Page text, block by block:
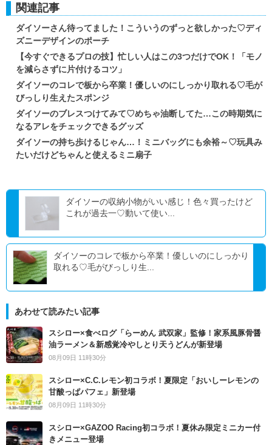
関連記事
ダイソーさん待ってました！こういうのずっと欲しかった♡ディ
ズニーデザインのポーチ
【今すぐできるプロの技】忙しい人はこの3つだけでOK！「モノ
を減らさずに片付けるコツ」
ダイソーのコレで板から卒業！優しいのにしっかり取れる♡毛が
びっしり生えたスポンジ
ダイソーのブレスつけてみて♡めちゃ油断してた…この時期気に
なるアレをチェックできるグッズ
ダイソーの持ち歩けるじゃん…！ミニバッグにも余裕～♡玩具み
たいだけどちゃんと使えるミニ扇子
ダイソーの収納小物がいい感じ！色々買ったけど
これが過去一♡動いて使い...
ダイソーのコレで板から卒業！優しいのにしっかり
取れる♡毛がびっしり生...
あわせて読みたい記事
スシロー×食べログ「らーめん 武双家」監修！家系風豚骨醤
油ラーメン＆新感覚冷やしとり天うどんが新登場
08月09日 11時30分
スシロー×C.C.レモン初コラボ！夏限定「おいしーレモンの
甘酸っぱパフェ」新登場
08月09日 11時30分
スシロー×GAZOO Racing初コラボ！夏休み限定ミニカー付
きメニュー登場